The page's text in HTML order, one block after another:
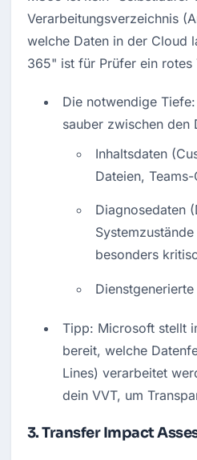
Verarbeitungsverzeichnis
welche Daten in der Cloud
365" ist für Prüfer ein rotes
Die notwendige
sauber zwischen den
Inhaltsdaten
Dateien, Teams-
Diagnosedaten
besonders
Tipp: Microsoft stellt
bereit, welche
Lines) verarbeitet
dein VVT, um
3. Transfer Impact